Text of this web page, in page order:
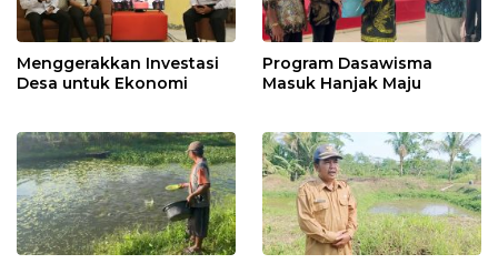
Menggerakkan Investasi
Desa untuk Ekonomi
Program Dasawisma
Masuk Hanjak Maju